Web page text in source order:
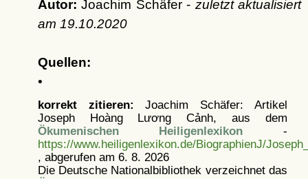
Autor: Joachim Schäfer - zuletzt aktualisiert
am 19.10.2020
Quellen:
•
korrekt zitieren: Joachim Schäfer: Artikel
Joseph Hoàng Lương Cảnh, aus dem
Ökumenischen Heiligenlexikon -
https://www.heiligenlexikon.de/BiographienJ/
, abgerufen am 6. 8. 2026
Die Deutsche Nationalbibliothek verzeichnet das